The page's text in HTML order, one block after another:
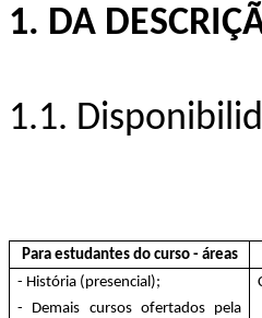
1. DA
1.1.
Para estudantes do curso - áreas
- História (presencial);
- Demais cursos ofertados pela